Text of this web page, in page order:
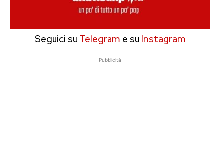
Seguici su Telegram e su Instagram
Pubblicità